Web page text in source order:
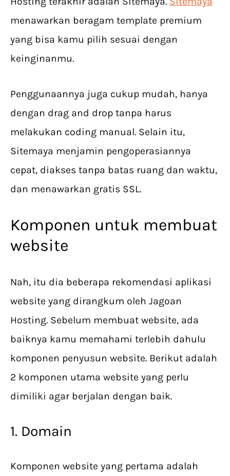
menawarkan beragam template premium
yang bisa kamu pilih sesuai dengan
keinginanmu.
Penggunaannya juga cukup mudah, hanya
dengan drag and drop tanpa harus
melakukan coding manual. Selain itu,
Sitemaya menjamin pengoperasiannya
cepat, diakses tanpa batas ruang dan waktu,
dan menawarkan gratis SSL.
Komponen untuk membuat
website
Nah, itu dia beberapa rekomendasi aplikasi
website yang dirangkum oleh Jagoan
Hosting. Sebelum membuat website, ada
baiknya kamu memahami terlebih dahulu
komponen penyusun website. Berikut adalah
2 komponen utama website yang perlu
dimiliki agar berjalan dengan baik.
1. Domain
Komponen website yang pertama adalah